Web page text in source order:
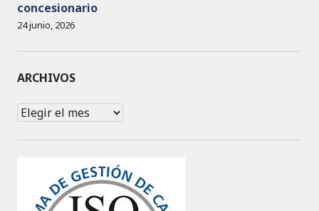
concesionario
24 junio, 2026
ARCHIVOS
Archivos